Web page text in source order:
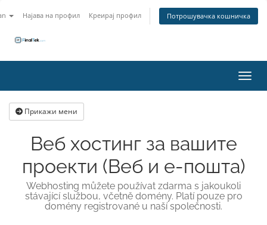
Најава на профил Креирај профил Потрошувачка кошничка
Прикажи мени
Веб хостинг за вашите
проекти (Веб и е-пошта)
Webhosting můžete používat zdarma s jakoukoli
stávající službou, včetně domény. Platí pouze pro
domény registrované u naší společnosti.